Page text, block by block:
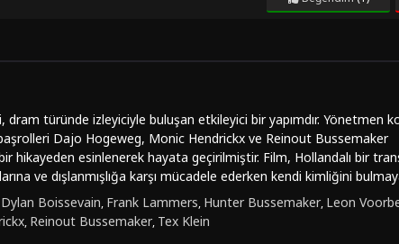
dram türünde izleyiciyle buluşan etkileyici bir yapımdır. Yönetmen
Dajo Hogeweg, Monic Hendrickx ve Reinout Bussemaker
hikayeden esinlenerek hayata geçirilmiştir. Film, Hollandalı bir
ve dışlanmışlığa karşı mücadele ederken kendi kimliğini
dünyayla olan ilişkisi, izleyiciyi derin duygulara sürükler.Film,
da dikkat çekmektedir. Dajo Hogeweg'in etkileyici ve
ortak eder. Monic Hendrickx ve Reinout Bussemaker gibi deneyimli
Dylan Boissevain, Frank Lammers, Hunter Bussemaker, Leon
, Reinout Bussemaker, Tex Klein